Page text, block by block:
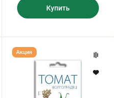
Купить
Семена
Томатов
"Волгоградец"
Акция